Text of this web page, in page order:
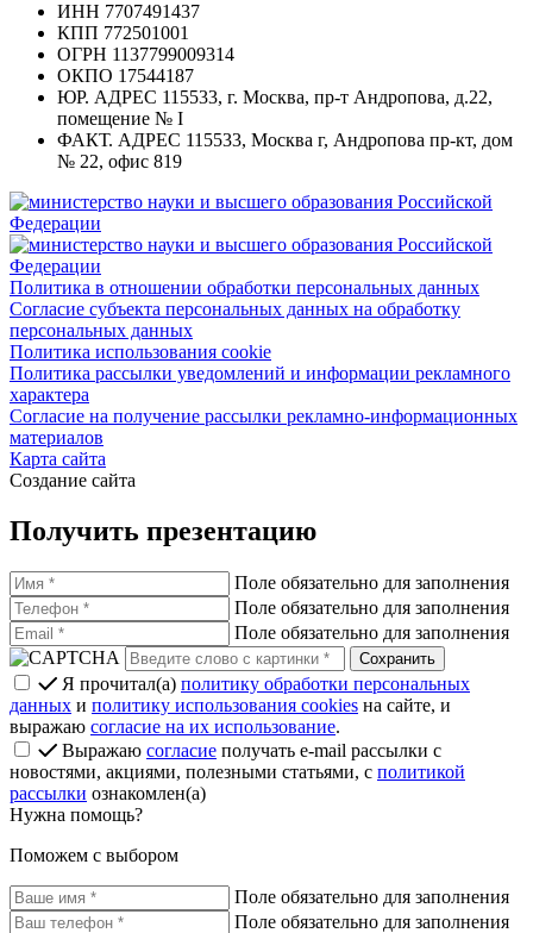
ИНН 7707491437
КПП 772501001
ОГРН 1137799009314
ОКПО 17544187
ЮР. АДРЕС 115533, г. Москва, пр-т Андропова, д.22,
помещение № I
ФАКТ. АДРЕС 115533, Москва г, Андропова пр-кт, дом
№ 22, офис 819
Политика в отношении обработки персональных данных
Согласие субъекта персональных данных на обработку
персональных данных
Политика использования cookie
Политика рассылки уведомлений и информации рекламного
характера
Согласие на получение рассылки рекламно-информационных
материалов
Карта сайта
Создание сайта
Получить презентацию
Поле обязательно для заполнения
Поле обязательно для заполнения
Поле обязательно для заполнения
Я прочитал(а) политику обработки персональных
данных и политику использования cookies на сайте, и
выражаю согласие на их использование.
Выражаю согласие получать e-mail рассылки с
новостями, акциями, полезными статьями, с политикой
рассылки ознакомлен(а)
Нужна помощь?
Поможем с выбором
Поле обязательно для заполнения
Поле обязательно для заполнения